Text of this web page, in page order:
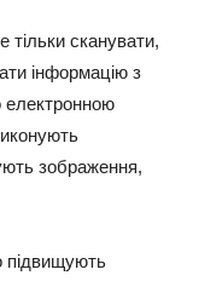
тільки сканувати,
інформацію з
електронною
зображення,
підвищують